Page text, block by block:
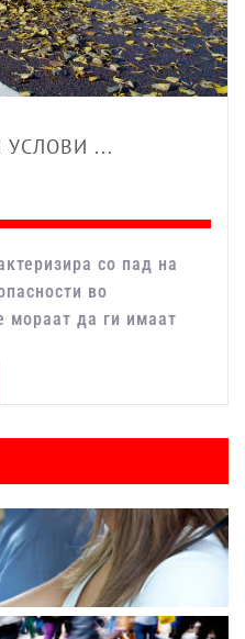
...
со пад на
во
мораат да ги имаат